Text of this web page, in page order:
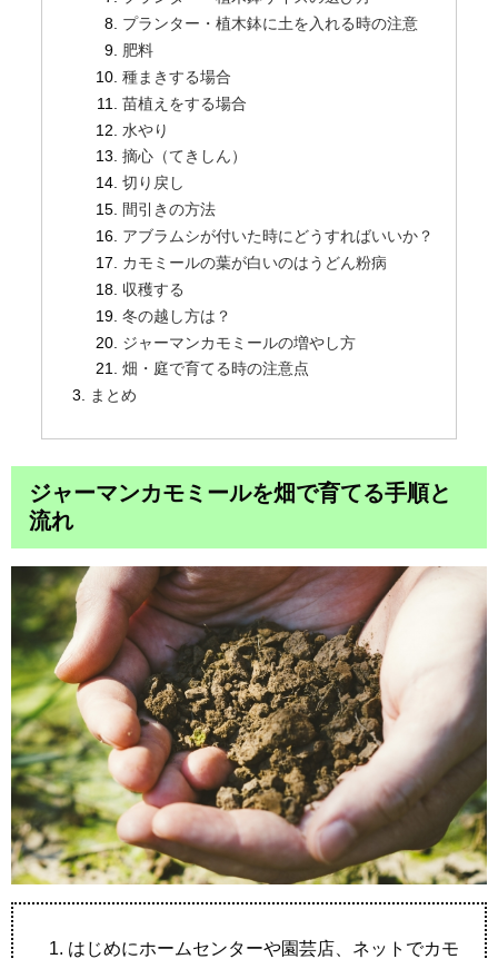
プランター・植木鉢に土を入れる時の注意
肥料
種まきする場合
苗植えをする場合
水やり
摘心（てきしん）
切り戻し
間引きの方法
アブラムシが付いた時にどうすればいいか？
カモミールの葉が白いのはうどん粉病
収穫する
冬の越し方は？
ジャーマンカモミールの増やし方
畑・庭で育てる時の注意点
まとめ
ジャーマンカモミールを畑で育てる手順と
流れ
はじめにホームセンターや園芸店、ネットでカモ